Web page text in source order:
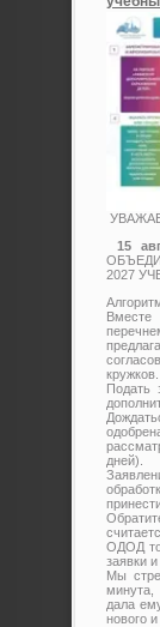
15
2027
Вместе
кружков.
Подать
дней).
ОДОД
заявки
Мы
минута,
дала
нового